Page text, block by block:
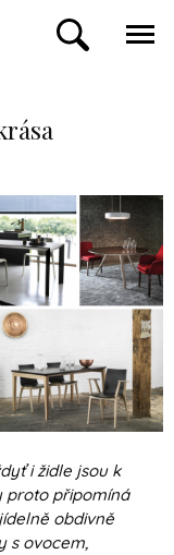
i židle jsou k
proto připomíná
obdivně
s ovocem,